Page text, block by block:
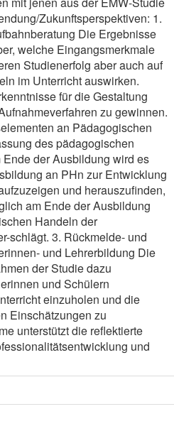
Zukunftsperspektiven: 1.
Die Ergebnisse
welche Eingangsmerkmale
Studienerfolg aber auch auf
im Unterricht auswirken.
für die Gestaltung
zu gewinnen.
an Pädagogischen
des pädagogischen
der Ausbildung wird es
an PHn zur Entwicklung
und herauszufinden,
am Ende der Ausbildung
Handeln der
schlägt. 3. Rückmelde- und
und Lehrerbildung Die
der Studie dazu
und Schülern
einzuholen und die
Einschätzungen zu
unterstützt die reflektierte
und